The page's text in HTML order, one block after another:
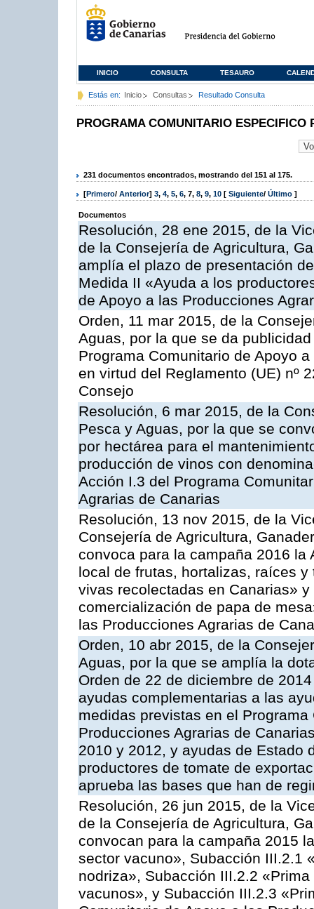
INICIO CONSULTA TESAURO
Estás en: Inicio Consultas Resultado Consulta
PROGRAMA COMUNITARIO ESPECIFICO
231 documentos encontrados, mostrando del 151 al 175.
[Primero/ Anterior] 3, 4, 5, 6, 7, 8, 9, 10 [ Siguiente/ Último ]
Documentos
Resolución, 28 ene 2015, de la
de la Consejería de Agricultura,
amplía el plazo de presentación
Medida II «Ayuda a los
de Apoyo a las Producciones
Orden, 11 mar 2015, de la
Aguas, por la que se da
Programa Comunitario de Apoyo
en virtud del Reglamento (UE) nº
Consejo
Resolución, 6 mar 2015, de la
Pesca y Aguas, por la que se
por hectárea para el
producción de vinos con
Acción I.3 del Programa
Agrarias de Canarias
Resolución, 13 nov 2015, de la
Consejería de Agricultura,
convoca para la campaña 2016
local de frutas, hortalizas, raíces
vivas recolectadas en Canarias»
comercialización de papa de
las Producciones Agrarias de
Orden, 10 abr 2015, de la
Aguas, por la que se amplía la
Orden de 22 de diciembre de
ayudas complementarias a las
medidas previstas en el
Producciones Agrarias de
2010 y 2012, y ayudas de Estado
productores de tomate de
aprueba las bases que han de
Resolución, 26 jun 2015, de la
de la Consejería de Agricultura,
convocan para la campaña 2015
sector vacuno», Subacción III.2.1
nodriza», Subacción III.2.2
vacunos», y Subacción III.2.3